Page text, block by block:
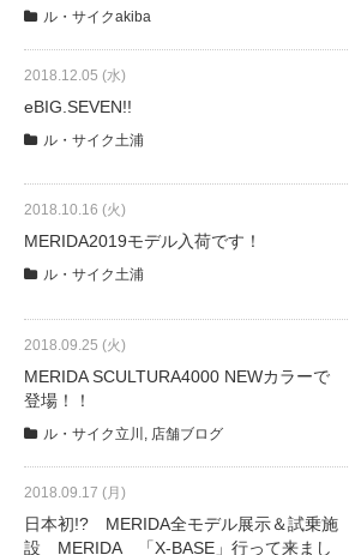
求人情報
法人様向け割引
その他
お問い合わせ
会社概要
ル・サイクakiba
2018.12.05 (水)
eBIG.SEVEN!!
ル・サイク土浦
2018.10.16 (火)
MERIDA2019モデル入荷です！
ル・サイク土浦
2018.09.25 (火)
MERIDA SCULTURA4000 NEWカラーで
登場！！
ル・サイク立川 , 店舗ブログ
2018.09.17 (月)
日本初!? MERIDA全モデル展示＆試乗施
設 MERIDA 「X-BASE」行って来まし